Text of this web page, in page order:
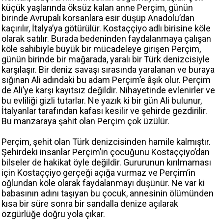
küçük yaşlarında öksüz kalan anne Perçim, günün
birinde Avrupalı korsanlara esir düşüp Anadolu’dan
kaçırılır, İtalya’ya götürülür. Kostaççiyo adlı birisine köle
olarak satılır. Burada bedeninden faydalanmaya çalışan
köle sahibiyle büyük bir mücadeleye girişen Perçim,
günün birinde bir mağarada, yaralı bir Türk denizcisiyle
karşılaşır. Bir deniz savaşı sırasında yaralanan ve buraya
sığınan Ali adındaki bu adam Perçim’e âşık olur. Perçim
de Ali’ye karşı kayıtsız değildir. Nihayetinde evlenirler ve
bu evliliği gizli tutarlar. Ne yazık ki bir gün Ali bulunur,
İtalyanlar tarafından kafası kesilir ve şehirde gezdirilir.
Bu manzaraya şahit olan Perçim çok üzülür.
Perçim, şehit olan Türk denizcisinden hamile kalmıştır.
Şehirdeki insanlar Perçim’in çocuğunu Kostaççiyo’dan
bilseler de hakikat öyle değildir. Gururunun kırılmaması
için Kostaççiyo gerçeği açığa vurmaz ve Perçim’in
oğlundan köle olarak faydalanmayı düşünür. Ne var ki
babasının adını taşıyan bu çocuk, annesinin ölümünden
kısa bir süre sonra bir sandalla denize açılarak
özgürlüğe doğru yola çıkar.